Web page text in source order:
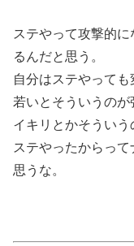
ステやって攻撃的
るんだと思う。
自分はステやっても
若いとそういうのが
イキリとかそういう
ステやったからっ
思うな。